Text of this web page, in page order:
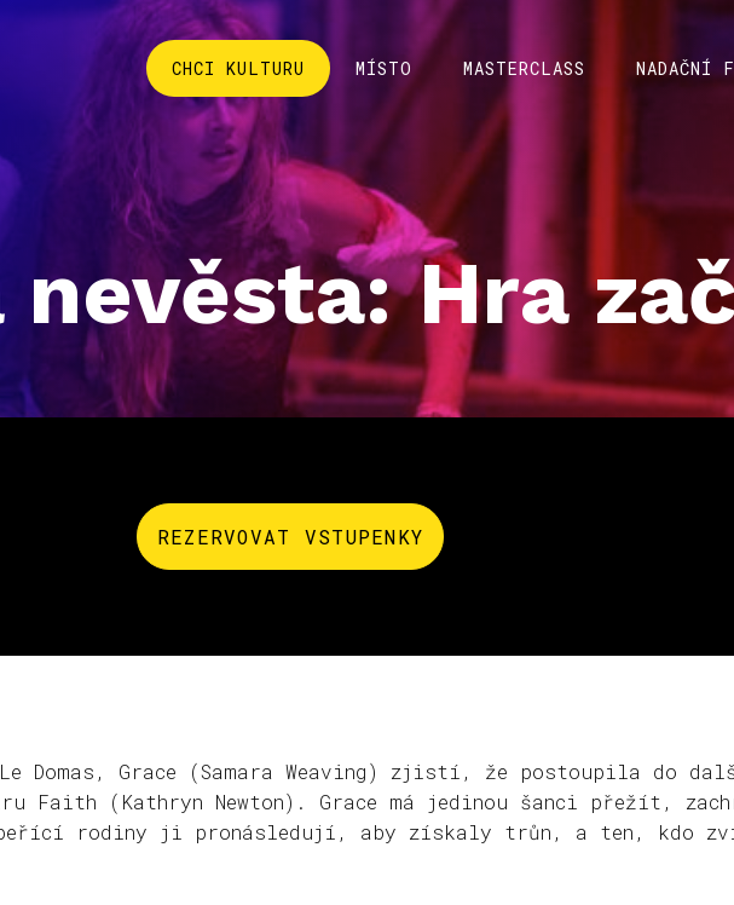
CHCI KULTURU MÍSTO MASTERCLASS NADAČNÍ
nevěsta: Hra
REZERVOVAT VSTUPENKY
Domas, Grace (Samara Weaving) zjistí, že postoupila do
Faith (Kathryn Newton). Grace má jedinou šanci přežít,
rodiny ji pronásledují, aby získaly trůn, a ten, kdo